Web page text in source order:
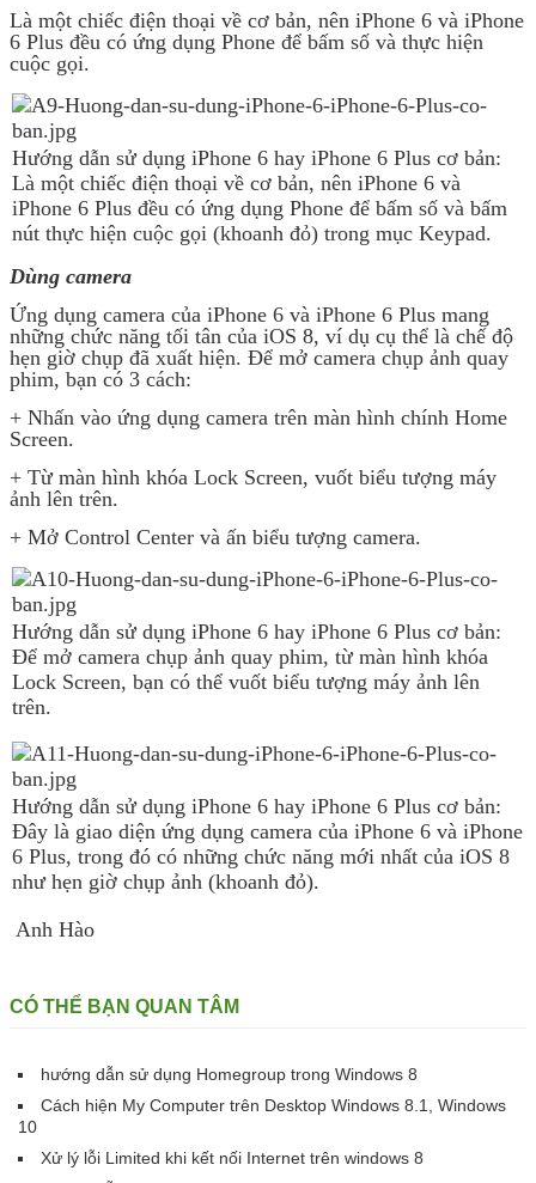
Là một chiếc điện thoại về cơ bản, nên iPhone 6 và iPhone
6 Plus đều có ứng dụng Phone để bấm số và thực hiện
cuộc gọi.
Hướng dẫn sử dụng iPhone 6 hay iPhone 6 Plus cơ bản:
Là một chiếc điện thoại về cơ bản, nên iPhone 6 và
iPhone 6 Plus đều có ứng dụng Phone để bấm số và bấm
nút thực hiện cuộc gọi (khoanh đỏ) trong mục Keypad.
Dùng camera
Ứng dụng camera của iPhone 6 và iPhone 6 Plus mang
những chức năng tối tân của iOS 8, ví dụ cụ thể là chế độ
hẹn giờ chụp đã xuất hiện. Để mở camera chụp ảnh quay
phim, bạn có 3 cách:
+ Nhấn vào ứng dụng camera trên màn hình chính Home
Screen.
+ Từ màn hình khóa Lock Screen, vuốt biểu tượng máy
ảnh lên trên.
+ Mở Control Center và ấn biểu tượng camera.
Hướng dẫn sử dụng iPhone 6 hay iPhone 6 Plus cơ bản:
Để mở camera chụp ảnh quay phim, từ màn hình khóa
Lock Screen, bạn có thể vuốt biểu tượng máy ảnh lên
trên.
Hướng dẫn sử dụng iPhone 6 hay iPhone 6 Plus cơ bản:
Đây là giao diện ứng dụng camera của iPhone 6 và iPhone
6 Plus, trong đó có những chức năng mới nhất của iOS 8
như hẹn giờ chụp ảnh (khoanh đỏ).
Anh Hào
CÓ THỂ BẠN QUAN TÂM
hướng dẫn sử dụng Homegroup trong Windows 8
Cách hiện My Computer trên Desktop Windows 8.1, Windows
10
Xử lý lỗi Limited khi kết nối Internet trên windows 8